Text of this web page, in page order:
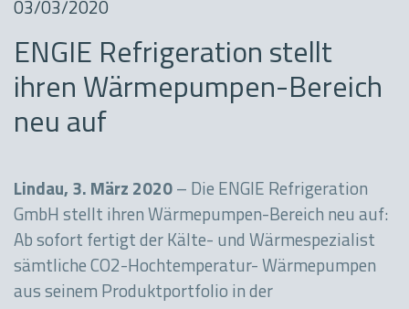
03/03/2020
ENGIE Refrigeration stellt
ihren Wärmepumpen-Bereich
neu auf
Lindau, 3. März 2020 – Die ENGIE Refrigeration
GmbH stellt ihren Wärmepumpen-Bereich neu auf:
Ab sofort fertigt der Kälte- und Wärmespezialist
sämtliche CO2-Hochtemperatur- Wärmepumpen
aus seinem Produktportfolio in der